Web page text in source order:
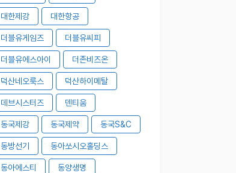
대한제강 대한항공
더블유게임즈 더블유씨피
더블유에스아이 더존비즈온
덕산네오룩스 덕산하이메탈
데브시스터즈 덴티움
동국제강 동국제약 동국S&C
동방선기 동아쏘시오홀딩스
동아에스티 동양생명